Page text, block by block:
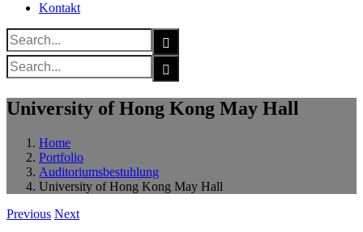
Kontakt
Search
for:
Search
for:
University of Hong Kong May Hall
Home
Portfolio
Auditoriumsbestuhlung
University of Hong Kong May Hall
Previous Next